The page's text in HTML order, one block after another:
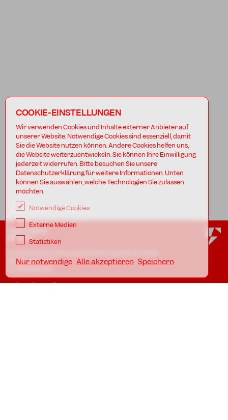
BERLIN
Möckernstr. 68
In den Uferstudios
COOKIE-EINSTELLUNGEN
Wir verwenden Cookies und Inhalte externer Anbieter auf
unserer Website. Notwendige Cookies sind essenziell, damit
Sie die Website nutzen können. Andere Cookies helfen uns,
die Website weiterzuentwickeln. Sie können Ihre Einwilligung
jederzeit widerrufen. Bitte besuchen Sie unsere
Datenschutzerklärung für weitere Informationen. Unten
können Sie auswählen, welche Technologien Sie zulassen
möchten.
Notwendige Cookies
Externe Medien
Statistiken
Nur notwendige Alle akzeptieren Speichern